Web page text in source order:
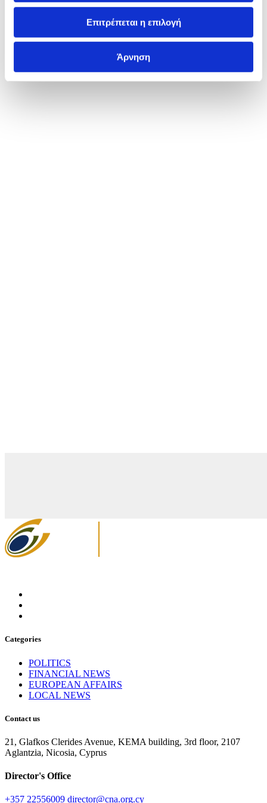
Επιτρέπεται η επιλογή
Άρνηση
Categories
POLITICS
FINANCIAL NEWS
EUROPEAN AFFAIRS
LOCAL NEWS
Contact us
21, Glafkos Clerides Avenue, KEMA building, 3rd floor, 2107
Aglantzia, Nicosia, Cyprus
Director's Office
+357 22556009 director@cna.org.cy